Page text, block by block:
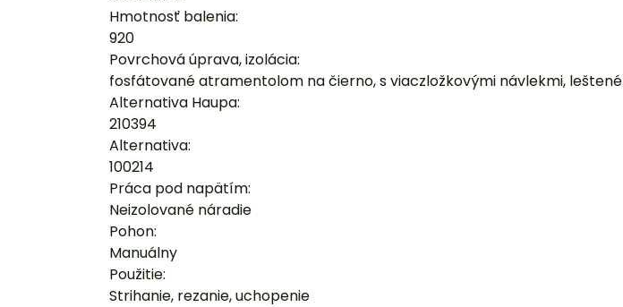
Hmotnosť balenia:
920
Povrchová úprava, izolácia:
fosfátované atramentolom na čierno, s viaczložkovými návlekmi, leštené
Alternativa Haupa:
210394
Alternativa:
100214
Práca pod napätím:
Neizolované náradie
Pohon:
Manuálny
Použitie:
Strihanie, rezanie, uchopenie